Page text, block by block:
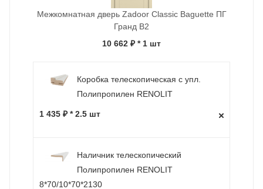
Межкомнатная дверь Zadoor Classic Baguette ПГ
Гранд В2
10 662 ₽ * 1 шт
Коробка телескопическая с упл.
Полипропилен RENOLIT
1 435 ₽ * 2.5 шт
Наличник телескопический
Полипропилен RENOLIT
8*70/10*70*2130